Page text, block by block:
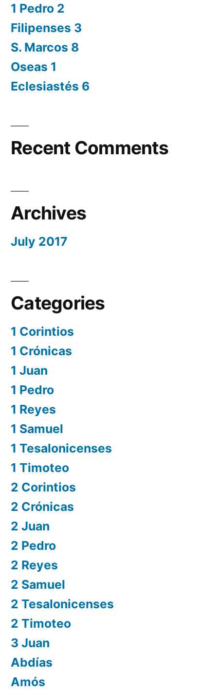
1 Pedro 2
Filipenses 3
S. Marcos 8
Oseas 1
Eclesiastés 6
Recent Comments
Archives
July 2017
Categories
1 Corintios
1 Crónicas
1 Juan
1 Pedro
1 Reyes
1 Samuel
1 Tesalonicenses
1 Timoteo
2 Corintios
2 Crónicas
2 Juan
2 Pedro
2 Reyes
2 Samuel
2 Tesalonicenses
2 Timoteo
3 Juan
Abdías
Amós